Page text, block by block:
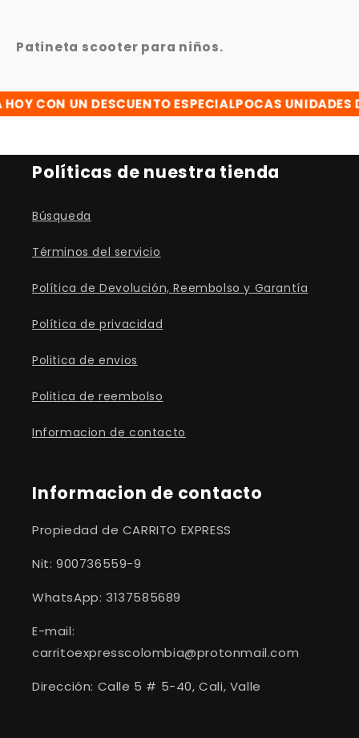
Patineta scooter para niños.
CON UN DESCUENTO ESPECIALPOCAS UNIDADES
Políticas de nuestra tienda
Búsqueda
Términos del servicio
Política de Devolución, Reembolso y Garantía
Política de privacidad
Politica de envios
Politica de reembolso
Informacion de contacto
Informacion de contacto
Propiedad de CARRITO EXPRESS
Nit: 900736559-9
WhatsApp: 3137585689
E-mail:
carritoexpresscolombia@protonmail.com
Dirección: Calle 5 # 5-40, Cali, Valle